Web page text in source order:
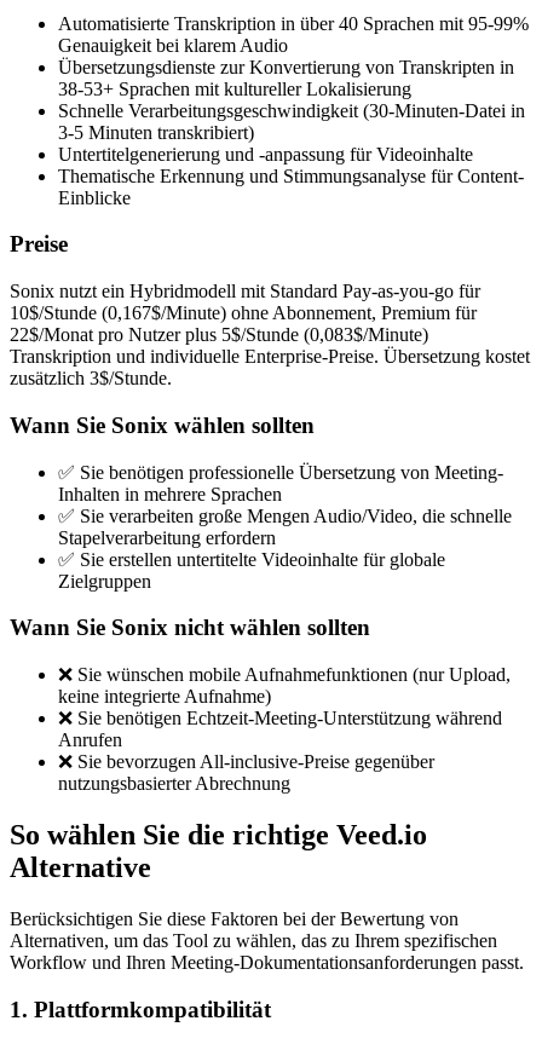
Automatisierte Transkription in über 40 Sprachen mit 95-99%
Genauigkeit bei klarem Audio
Übersetzungsdienste zur Konvertierung von Transkripten in
38-53+ Sprachen mit kultureller Lokalisierung
Schnelle Verarbeitungsgeschwindigkeit (30-Minuten-Datei in
3-5 Minuten transkribiert)
Untertitelgenerierung und -anpassung für Videoinhalte
Thematische Erkennung und Stimmungsanalyse für Content-
Einblicke
Preise
Sonix nutzt ein Hybridmodell mit Standard Pay-as-you-go für
10$/Stunde (0,167$/Minute) ohne Abonnement, Premium für
22$/Monat pro Nutzer plus 5$/Stunde (0,083$/Minute)
Transkription und individuelle Enterprise-Preise. Übersetzung kostet
zusätzlich 3$/Stunde.
Wann Sie Sonix wählen sollten
✅ Sie benötigen professionelle Übersetzung von Meeting-
Inhalten in mehrere Sprachen
✅ Sie verarbeiten große Mengen Audio/Video, die schnelle
Stapelverarbeitung erfordern
✅ Sie erstellen untertitelte Videoinhalte für globale
Zielgruppen
Wann Sie Sonix nicht wählen sollten
❌ Sie wünschen mobile Aufnahmefunktionen (nur Upload,
keine integrierte Aufnahme)
❌ Sie benötigen Echtzeit-Meeting-Unterstützung während
Anrufen
❌ Sie bevorzugen All-inclusive-Preise gegenüber
nutzungsbasierter Abrechnung
So wählen Sie die richtige Veed.io
Alternative
Berücksichtigen Sie diese Faktoren bei der Bewertung von
Alternativen, um das Tool zu wählen, das zu Ihrem spezifischen
Workflow und Ihren Meeting-Dokumentationsanforderungen passt.
1. Plattformkompatibilität